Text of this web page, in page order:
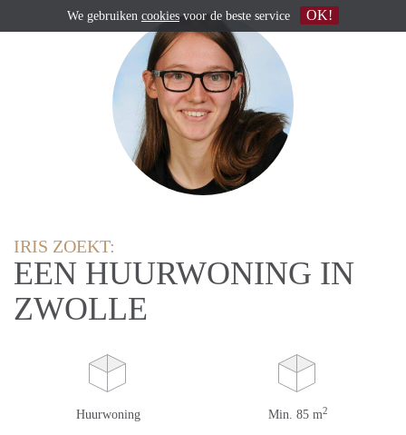
IRIS ZOEKT:
EEN HUURWONING IN
ZWOLLE
Huurwoning Min. 85 m2
We gebruiken cookies voor de beste service OK!